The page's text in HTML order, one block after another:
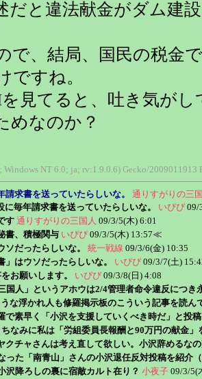
だと違法献金がダム建
で、結局、国民の税金
ですね。
を見てると、吐き気がし
めなのか？
NT 6.0; ja; rv:1.9.0.6) Gecko/2009011913
求書を送っていたらしいな。
通りすがりの三
に毎年請求書を送っていたらしいな。
いぴぴ 09/
す 通りすがりの三国人 09/3/5(木) 6:01
書、積極関与 いぴぴ 09/3/5(木) 13:57≪
ソだったらしいな。
統一戦線 09/3/6(金) 10:35
」はウソだったらしいな。
いぴぴ 09/3/7(土)
お願いします。
いぴぴ 09/3/8(日) 4:08
国人」というアホウは2/4管理者命令違反につき
な浮かれ人も修羅掲示板のこういう記事を読ん
素早く「小沢を支援していくべき時だ」と投
なみに私は「労組委員長報酬と90万円の献金」
チャさんは考え直して欲しい。小沢辞めるな
った「南青山」さんの小沢退任反対投稿を紹介
沢降ろしの裏に宿敵カルト在り？ 小夜子 09/3/5(